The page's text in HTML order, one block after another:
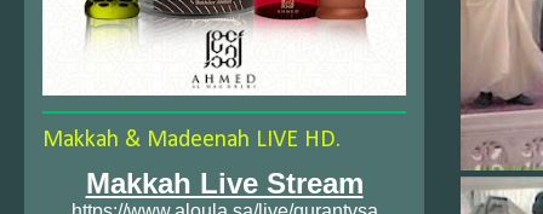
Makkah & Madeenah LIVE HD.
Makkah Live Stream